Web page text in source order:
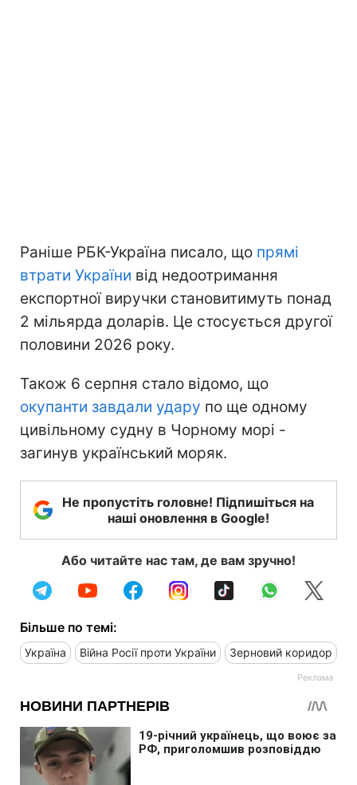
Раніше РБК-Україна писало, що прямі
втрати України від недоотримання
експортної виручки становитимуть понад
2 мільярда доларів. Це стосується другої
половини 2026 року.
Також 6 серпня стало відомо, що
окупанти завдали удару по ще одному
цивільному судну в Чорному морі -
загинув український моряк.
Не пропустіть головне! Підпишіться на
наші оновлення в Google!
Або читайте нас там, де вам зручно!
Більше по темі:
Україна Війна Росії проти України Зерновий коридор